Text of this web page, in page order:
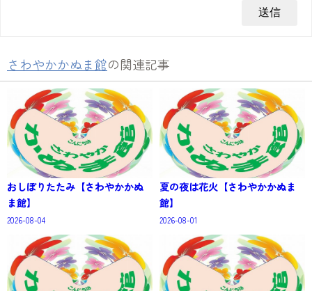
さわやかかぬま館の関連記事
おしぼりたたみ【さわやかかぬ
ま館】
2026-08-04
夏の夜は花火【さわやかかぬま
館】
2026-08-01